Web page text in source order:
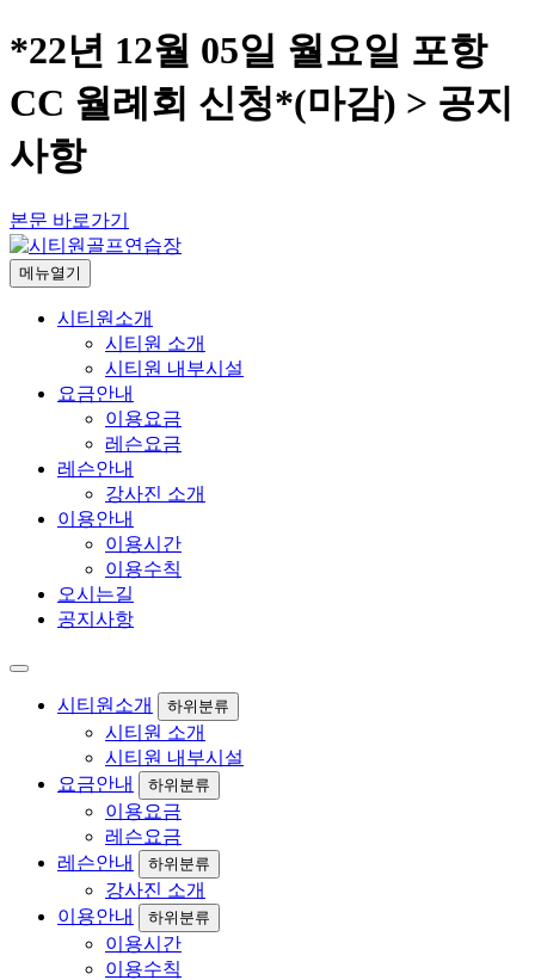
*22년 12월 05일 월요일 포항
CC 월례회 신청*(마감) > 공지
사항
본문 바로가기
메뉴열기
시티원소개
시티원 소개
시티원 내부시설
요금안내
이용요금
레슨요금
레슨안내
강사진 소개
이용안내
이용시간
이용수칙
오시는길
공지사항
시티원소개 하위분류
시티원 소개
시티원 내부시설
요금안내
하위분류
이용요금
레슨요금
레슨안내
하위분류
강사진 소개
이용안내
하위분류
이용시간
이용수칙